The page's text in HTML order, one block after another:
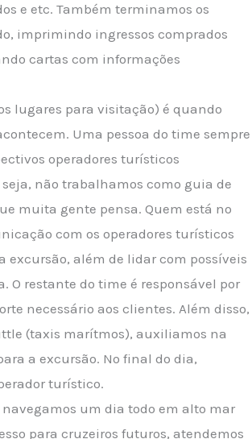
e etc. Também terminamos os
imprimindo ingressos comprados
cartas com informações
lugares para visitação) é quando
Uma pessoa do time sempre
operadores turísticos
não trabalhamos como guia de
muita gente pensa. Quem está no
com os operadores turísticos
além de lidar com possíveis
restante do time é responsável por
necessário aos clientes. Além disso,
(taxis marítmos), auxiliamos na
a excursão. No final do dia,
turístico.
navegamos um dia todo em alto mar
para cruzeiros futuros, atendemos